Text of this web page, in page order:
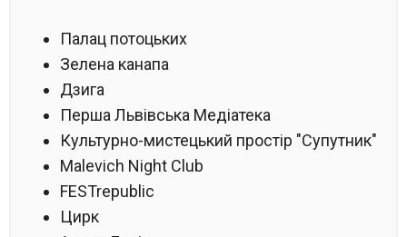
Палац потоцьких
Зелена канапа
Дзига
Перша Львівська Медіатека
Культурно-мистецький простір "Супутник"
Malevich Night Club
FESTrepublic
Цирк